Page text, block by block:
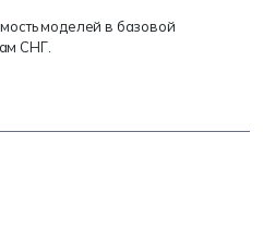
моделей в базовой
СНГ.